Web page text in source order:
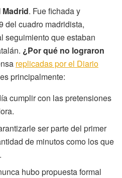
Madrid. Fue fichada y
del cuadro madridista,
seguimiento que estaban
¿Por qué no lograron
replicadas por el Diario
principalmente:
cumplir con las pretensiones
ser parte del primer
de minutos como los que
hubo propuesta formal